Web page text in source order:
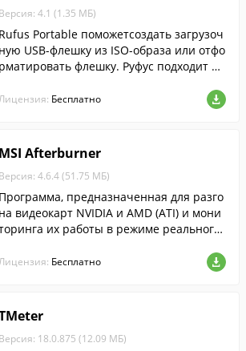
Версия: 4.1 (1.35 МБ)
Rufus Portable поможетсоздать загрузоч
ную USB-флешку из ISO-образа или отфо
рматировать флешку. Руфус подходит дл
русский язык.
Бесплатно
MSI Afterburner
Версия: 4.6.4 (51.75 МБ)
Программа, предназначенная для разго
на видеокарт NVIDIA и AMD (ATI) и мони
их работы в режиме реального
Бесплатно
Версия: 18.0.875 (12.09 МБ)